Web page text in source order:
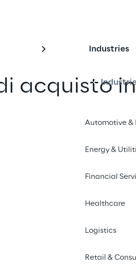
Industries
Automotive
Energy &
Financial
Healthcare
Logistics
Retail &
acquisto
applicato con successo alla realtà